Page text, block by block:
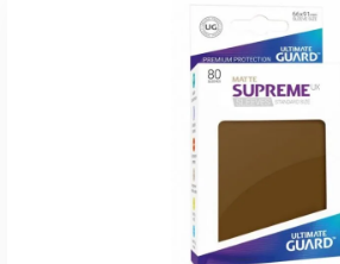
AÑADIR AL CARRITO